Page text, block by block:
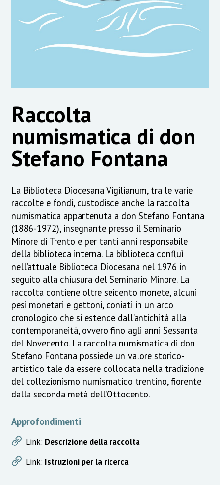
Raccolta
numismatica di don
Stefano Fontana
La Biblioteca Diocesana Vigilianum, tra le varie
raccolte e fondi, custodisce anche la raccolta
numismatica appartenuta a don Stefano Fontana
(1886-1972), insegnante presso il Seminario
Minore di Trento e per tanti anni responsabile
della biblioteca interna. La biblioteca confluì
nell’attuale Biblioteca Diocesana nel 1976 in
seguito alla chiusura del Seminario Minore. La
raccolta contiene oltre seicento monete, alcuni
pesi monetari e gettoni, coniati in un arco
cronologico che si estende dall’antichità alla
contemporaneità, ovvero fino agli anni Sessanta
del Novecento. La raccolta numismatica di don
Stefano Fontana possiede un valore storico-
artistico tale da essere collocata nella tradizione
del collezionismo numismatico trentino, fiorente
dalla seconda metà dell’Ottocento.
Approfondimenti
Link: Descrizione della raccolta
Link: Istruzioni per la ricerca